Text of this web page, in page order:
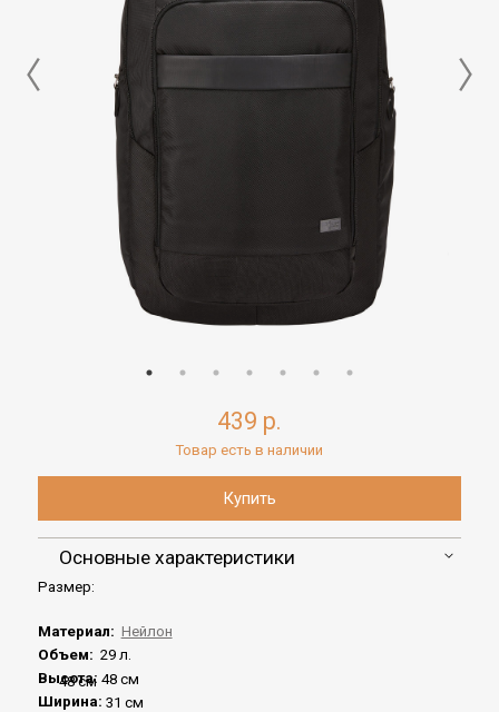
439 р.
Товар есть в наличии
Основные характеристики
48 см
Размер:
Материал: Нейлон
Объем: 29 л.
Высота: 48 см
Ширина: 31 см